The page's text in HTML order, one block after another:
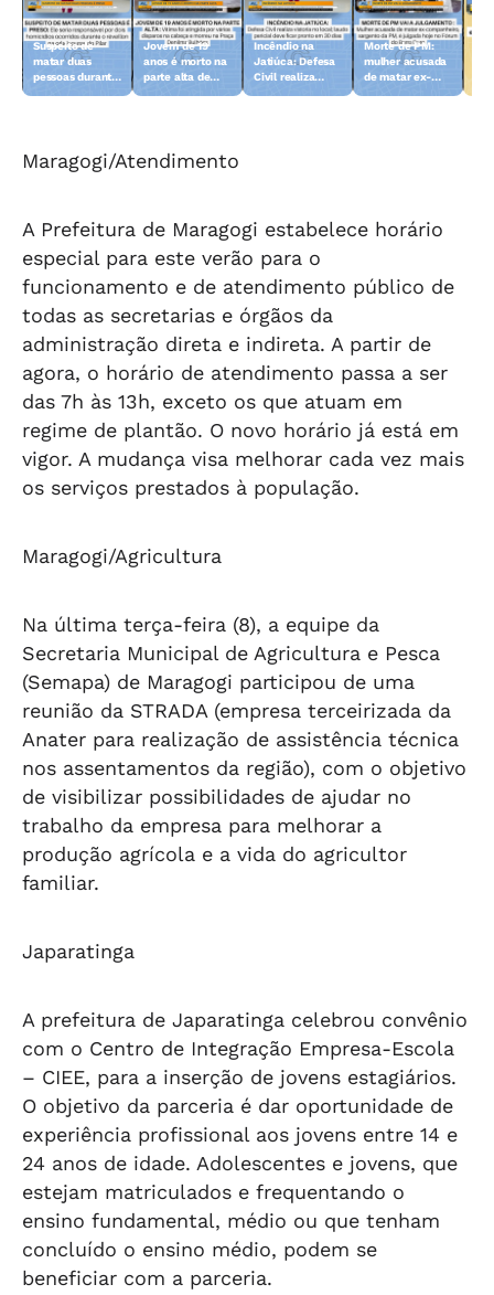
Suspeito de
matar duas
pessoas durante
Jovem de 19
anos é morto na
parte alta de
Incêndio na
Jatiúca: Defesa
Civil realiza
Morte de PM:
mulher acusada
de matar ex-
Maragogi/Atendimento
A Prefeitura de Maragogi estabelece horário
especial para este verão para o
funcionamento e de atendimento público de
todas as secretarias e órgãos da
administração direta e indireta. A partir de
agora, o horário de atendimento passa a ser
das 7h às 13h, exceto os que atuam em
regime de plantão. O novo horário já está em
vigor. A mudança visa melhorar cada vez mais
os serviços prestados à população.
Maragogi/Agricultura
Na última terça-feira (8), a equipe da
Secretaria Municipal de Agricultura e Pesca
(Semapa) de Maragogi participou de uma
reunião da STRADA (empresa terceirizada da
Anater para realização de assistência técnica
nos assentamentos da região), com o objetivo
de visibilizar possibilidades de ajudar no
trabalho da empresa para melhorar a
produção agrícola e a vida do agricultor
familiar.
Japaratinga
A prefeitura de Japaratinga celebrou convênio
com o Centro de Integração Empresa-Escola
– CIEE, para a inserção de jovens estagiários.
O objetivo da parceria é dar oportunidade de
experiência profissional aos jovens entre 14 e
24 anos de idade. Adolescentes e jovens, que
estejam matriculados e frequentando o
ensino fundamental, médio ou que tenham
concluído o ensino médio, podem se
beneficiar com a parceria.